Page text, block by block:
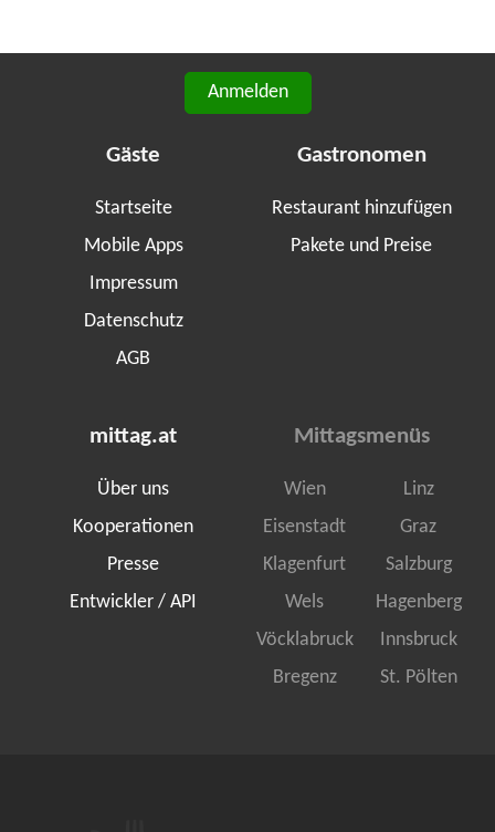
Anmelden
Gäste
Startseite
Mobile Apps
Impressum
Datenschutz
AGB
Gastronomen
Restaurant hinzufügen
Pakete und Preise
mittag.at
Über uns
Kooperationen
Presse
Entwickler / API
Mittagsmenüs
Wien
Linz
Eisenstadt
Graz
Klagenfurt
Salzburg
Wels
Hagenberg
Vöcklabruck
Innsbruck
Bregenz
St. Pölten